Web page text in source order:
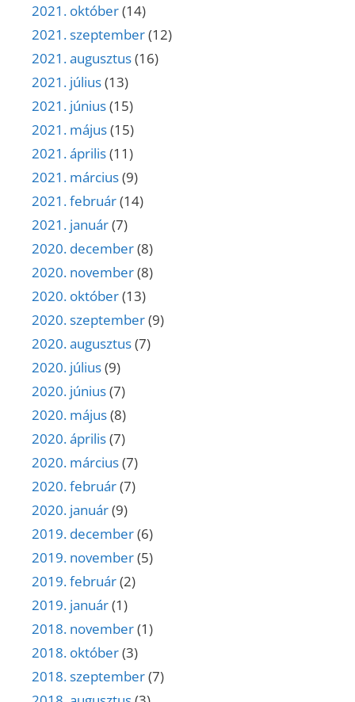
2021. október(14)
2021. szeptember(12)
2021. augusztus(16)
2021. július(13)
2021. június(15)
2021. május(15)
2021. április(11)
2021. március(9)
2021. február(14)
2021. január(7)
2020. december(8)
2020. november(8)
2020. október(13)
2020. szeptember(9)
2020. augusztus(7)
2020. július(9)
2020. június(7)
2020. május(8)
2020. április(7)
2020. március(7)
2020. február(7)
2020. január(9)
2019. december(6)
2019. november(5)
2019. február(2)
2019. január(1)
2018. november(1)
2018. október(3)
2018. szeptember(7)